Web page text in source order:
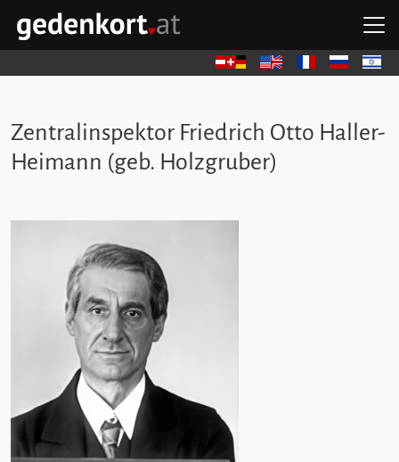
Zum Hauptinhalt springen
Zum Hauptmenü springen
Zu den Quicklinks springen
GEDENKORT - STARTSEITE
DeutschEnglish FrançaisРусский
עברית
Zentralinspektor Friedrich Otto Haller-
Heimann (geb. Holzgruber)